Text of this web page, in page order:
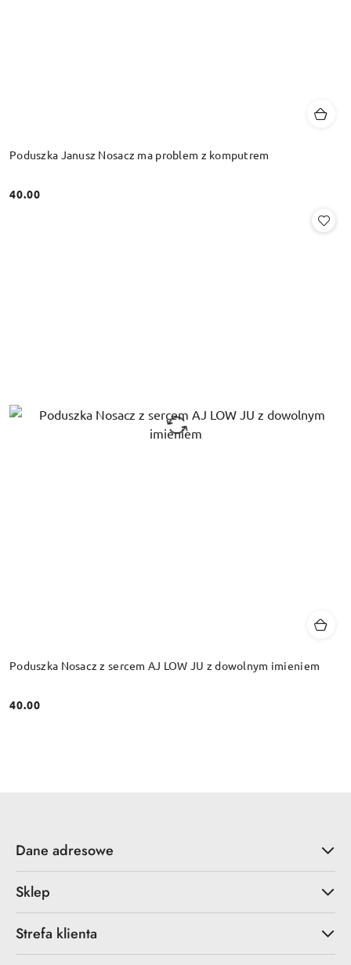
Poduszka Janusz Nosacz ma problem z komputrem
Cena:
40.00
Poduszka Nosacz z sercem AJ LOW JU z dowolnym imieniem
Cena:
40.00
Dane adresowe
Sklep
Strefa klienta